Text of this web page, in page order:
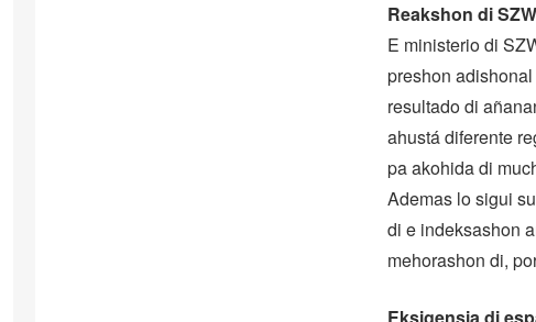
Reakshon di SZW
E ministerio di
preshon
resultado di
ahustá diferente
pa akohida di
Ademas lo sigui
di e indeksashon
mehorashon di,